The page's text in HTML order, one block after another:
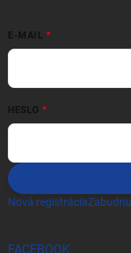
E-MAIL
HESLO
Nová registrácia
FACEBOOK